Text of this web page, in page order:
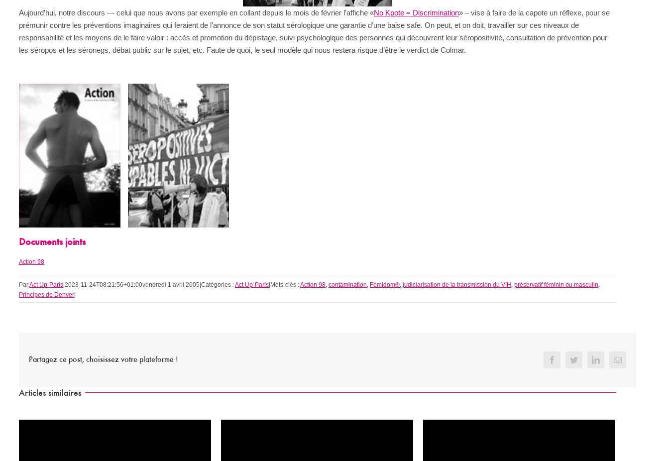
Aujourd’hui, notre discours — celui que nous avons par exemple en collant depuis le mois de février l’affiche «No Kpote = Discrimination» – vise à faire de la capote un réflexe, pour se
prémunir contre les préventions imaginaires qui feraient de l’annonce de son statut sérologique une garantie d’une baise safe. On peut, et on doit, travailler sur ces niveaux de
responsabilité et les moyens de le faire valoir : accès et promotion du dépistage, suivi psychologique des personnes qui découvrent leur séropositivité, consultation de prévention pour
les séropos et les séronegs, débat public sur le sujet, etc. Faute de quoi, le seul modèle qui nous restera risque d’être le verdict de Colmar.
Documents joints
Action 98
ParAct Up-Paris|2023-11-24T08:21:56+01:00vendredi 1 avril 2005|Catégories :Act Up-Paris|Mots-clés :Action 98 contamination Fémidom® judiciarisation de la transmission du VIH préservatif féminin ou masculin
Principes de Denver|
Partagez ce post, choisissez votre plateforme ! FacebookTwitterLinkedInEmail
Articles similaires